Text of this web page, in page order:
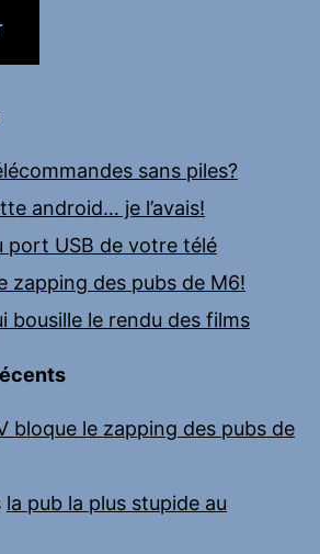
sans piles?
android… je l’avais!
port USB de votre télé
zapping des pubs de M6!
bousille le rendu des films
bloque le zapping des pubs de
la pub la plus stupide au